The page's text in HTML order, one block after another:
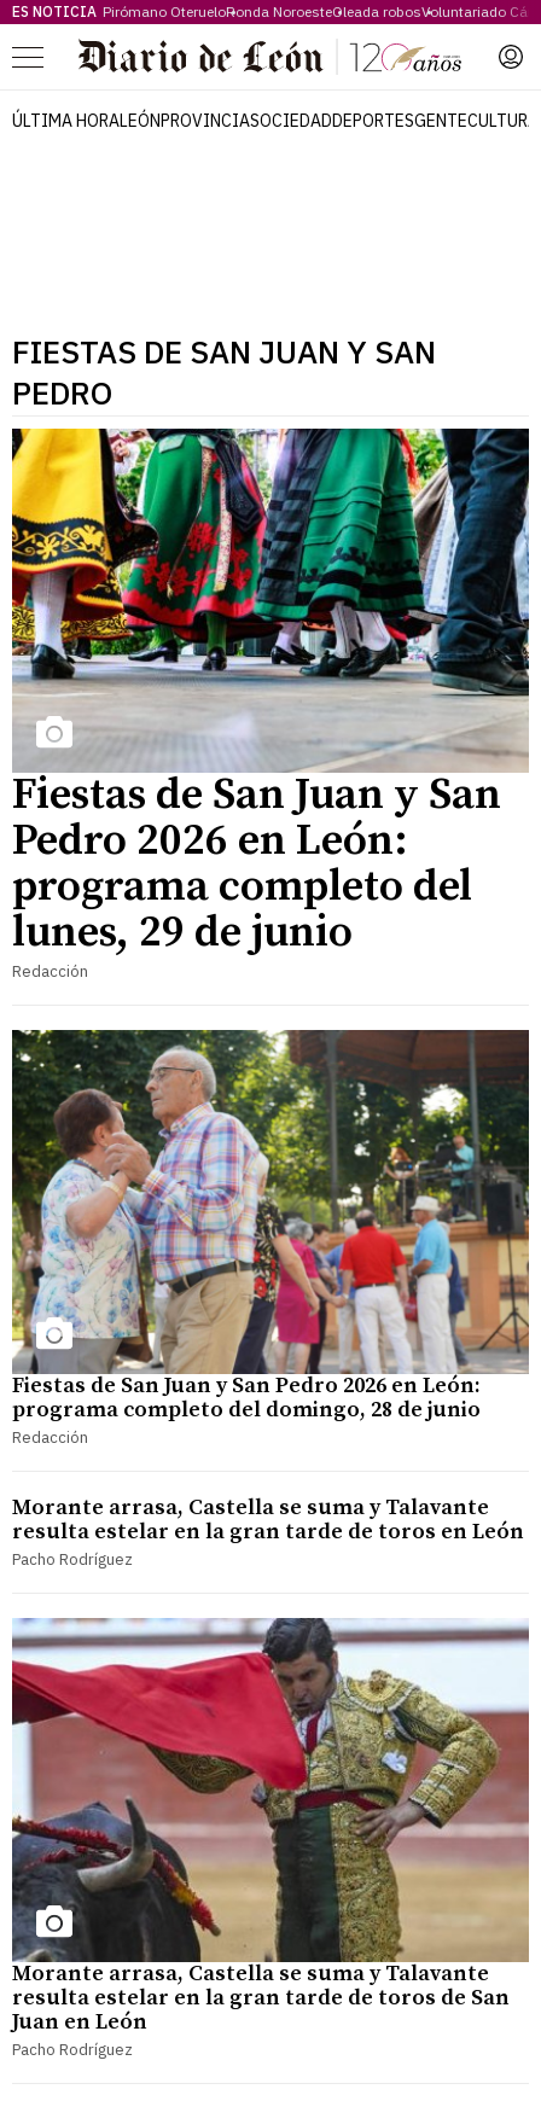
ES NOTICIA Pirómano OterueloRonda NoroesteOleada robosVoluntariado
Menú
ÚLTIMA HORALEÓNPROVINCIASOCIEDADDEPORTESGENTECULTURA
FIESTAS DE SAN JUAN Y SAN
PEDRO
Fiestas de San Juan y San
Pedro 2026 en León:
programa completo del
lunes, 29 de junio
Redacción
Fiestas de San Juan y San Pedro 2026 en León:
programa completo del domingo, 28 de junio
Redacción
Morante arrasa, Castella se suma y Talavante
resulta estelar en la gran tarde de toros en León
Pacho Rodríguez
Morante arrasa, Castella se suma y Talavante
resulta estelar en la gran tarde de toros de San
Juan en León
Pacho Rodríguez